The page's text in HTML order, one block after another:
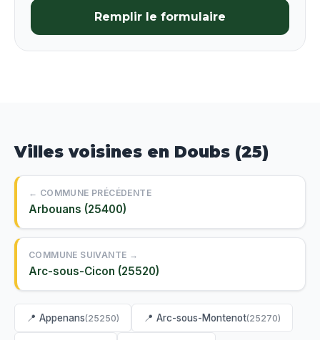
Remplir le formulaire
Villes voisines en Doubs (25)
← COMMUNE PRÉCÉDENTE
Arbouans (25400)
COMMUNE SUIVANTE →
Arc-sous-Cicon (25520)
📍 Appenans(25250) 📍 Arc-sous-Montenot(25270)